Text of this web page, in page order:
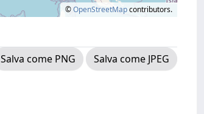
©OpenStreetMapcontributors.
Salva come PNG
Salva come JPEG